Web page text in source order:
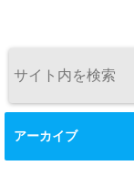
アーカイブ